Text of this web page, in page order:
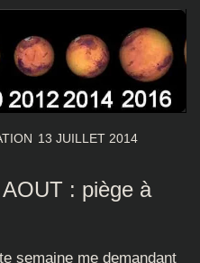
13 JUILLET 2014
: piège à
semaine me demandant